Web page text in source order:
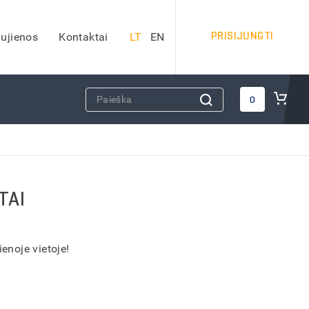
PRISIJUNGTI
LT EN
Kontaktai
DARBO SAUGOS PRIEMONĖS
Veido apsauga
0
vietoje!